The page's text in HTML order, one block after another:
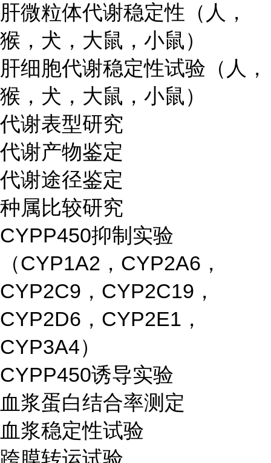
肝微粒体代谢稳定性（人，
猴，犬，大鼠，小鼠）
肝细胞代谢稳定性试验（人，
猴，犬，大鼠，小鼠）
代谢表型研究
代谢产物鉴定
代谢途径鉴定
种属比较研究
CYPP450抑制实验
（CYP1A2，CYP2A6，
CYP2C9，CYP2C19，
CYP2D6，CYP2E1，
CYP3A4）
CYPP450诱导实验
血浆蛋白结合率测定
血浆稳定性试验
跨膜转运试验